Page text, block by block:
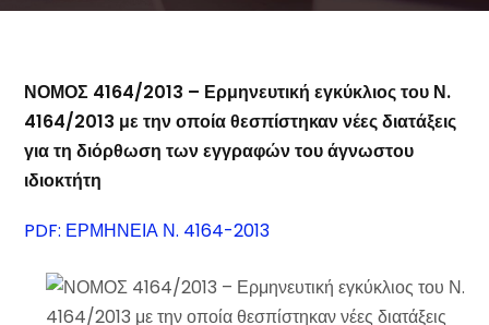
ΝΟΜΟΣ 4164/2013 – Ερμηνευτική εγκύκλιος του Ν.
4164/2013 με την οποία θεσπίστηκαν νέες διατάξεις
για τη διόρθωση των εγγραφών του άγνωστου
ιδιοκτήτη
PDF: ΕΡΜΗΝΕΙΑ Ν. 4164-2013